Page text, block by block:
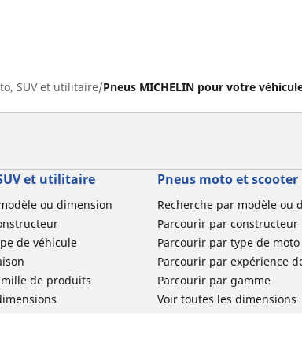
SUV et utilitaire Pneus MICHELIN pour votre
et utilitaire
ou dimension
de véhicule
de produits
Pneus moto et scooter
Recherche par modèle ou
Parcourir par constructeur
Parcourir par type de moto
Parcourir par expérience
Parcourir par gamme
Voir toutes les dimensions